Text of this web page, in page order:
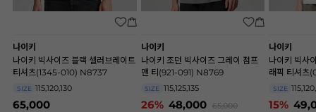
나이키
나이키 빅사이즈 블랙 셀러브레이트
티셔츠(1345-010) N8737
SIZE 115,120,130
65,000
나이키
나이키 조던 빅사이즈 그레이 점프
맨 티(921-091) N8769
SIZE 115,125,135
26% 48,000 65,000
나이키
나이키 빅사
래픽 티셔
SIZE
15%